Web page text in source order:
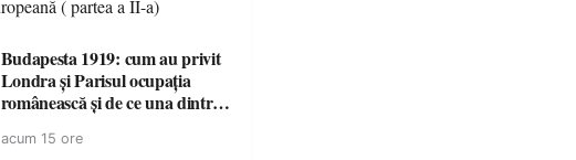
Budapesta 1919: cum au privit
Londra și Parisul ocupația
românească și de ce una dintre
României a devenit o
acum 15 ore